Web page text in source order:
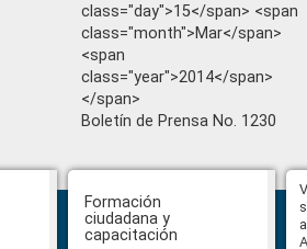
class="day">15</span> <span
class="month">Mar</span>
<span
class="year">2014</span>
</span>
Boletín de Prensa No. 1230
Formación
ciudadana y
capacitación
Hasta el 31 de julio se podrán
presentar impugnaciones en
contra de los postulantes al
concurso para designar Fiscal